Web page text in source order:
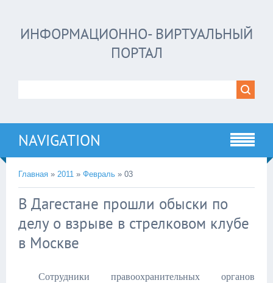
ИНФОРМАЦИОННО- ВИРТУАЛЬНЫЙ
ПОРТАЛ
NAVIGATION
Главная » 2011 » Февраль » 03
В Дагестане прошли обыски по
делу о взрыве в стрелковом клубе
в Москве
Сотрудники правоохранительных органов